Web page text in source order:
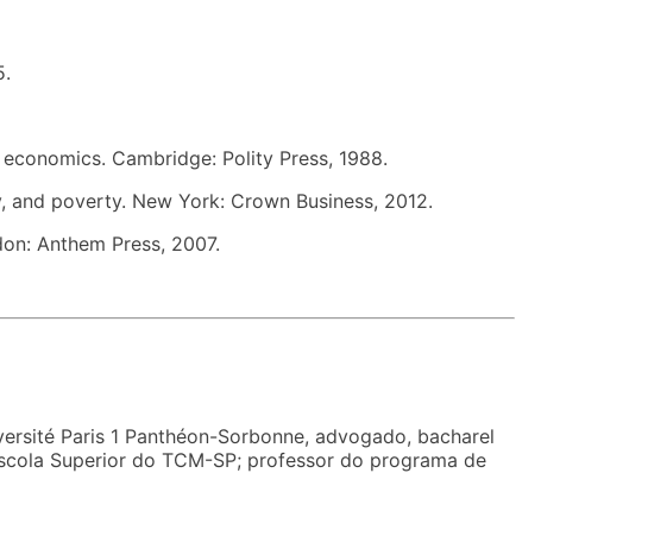
Cambridge: Polity Press, 1988.
and poverty. New York: Crown Business, 2012.
Anthem Press, 2007.
Paris 1 Panthéon-Sorbonne, advogado, bacharel
Superior do TCM-SP; professor do programa de